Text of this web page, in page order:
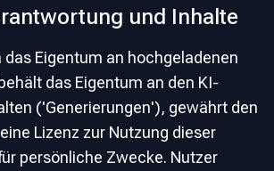
und Inhalte
Eigentum an hochgeladenen
das Eigentum an den KI-
('Generierungen'), gewährt den
Lizenz zur Nutzung dieser
persönliche Zwecke. Nutzer